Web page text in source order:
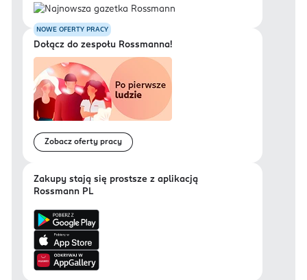
NOWE OFERTY PRACY
Dołącz do zespołu Rossmanna!
Zobacz oferty pracy
Zakupy stają się prostsze z aplikacją
Rossmann PL